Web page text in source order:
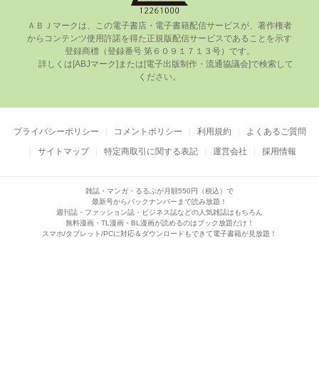
ＡＢＪマークは、この電⼦書店・電⼦書籍配信サービスが、著作権者
からコンテンツ使⽤許諾を得た正規版配信サービスであることを⽰す
登録商標（登録番号 第６０９１７１３号）です。
ください。
プライバシーポリシー コメントポリシー 利用規約
よくあるご質問
サイトマップ
特定商取引に関する表記 運営会社 採用情報
雑誌・マンガ・るるぶが月額550円（税込）で
最新号からバックナンバーまで読み放題！
週刊誌・ファッション誌・ビジネス誌などの人気雑誌はもちろん
無料漫画・TL漫画・BL漫画が読めるのはブック放題だけ！
スマホ/タブレット/PCに対応＆ダウンロードもできて電子書籍が見放題！